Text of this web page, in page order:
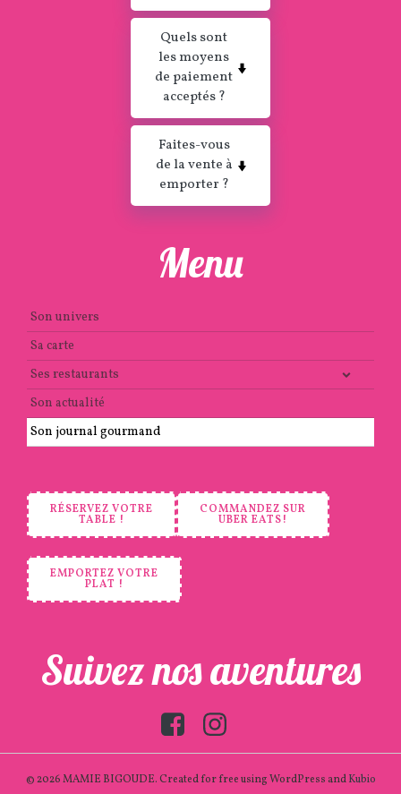
Quels sont
les moyens
de paiement
acceptés ?
Faites-vous
de la vente à
emporter ?
Menu
Son univers
Sa carte
Ses restaurants
Son actualité
Son journal gourmand
RÉSERVEZ VOTRE
TABLE !
COMMANDEZ SUR
UBER EATS!
EMPORTEZ VOTRE
PLAT !
Suivez nos aventures
© 2026 MAMIE BIGOUDE. Created for free using WordPress andKubio